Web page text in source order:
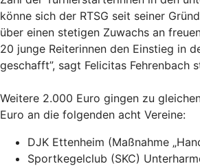
könne sich der RTSG seit seiner
über einen stetigen Zuwachs an
20 junge Reiterinnen den Einstieg in
geschafft”, sagt Felicitas Fehrenbach
Weitere 2.000 Euro gingen zu
Euro an die folgenden acht Vereine:
DJK Ettenheim (Maßnahme
Sportkegelclub (SKC)